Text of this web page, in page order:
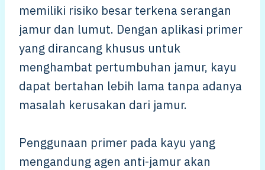
memiliki risiko besar terkena serangan
jamur dan lumut. Dengan aplikasi primer
yang dirancang khusus untuk
menghambat pertumbuhan jamur, kayu
dapat bertahan lebih lama tanpa adanya
masalah kerusakan dari jamur.
Penggunaan primer pada kayu yang
mengandung agen anti-jamur akan